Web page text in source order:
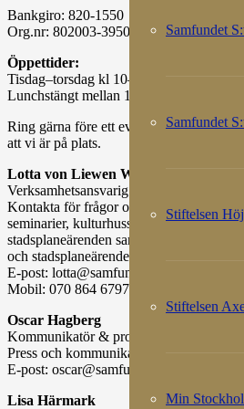
Samfundet
Samfundet
Stiftelsen
Stiftelsen
Min
Bankgiro: 820-1550
Org.nr: 802003-3950
Öppettider:
Tisdag–torsdag kl 10–15
Lunchstängt mellan 12–13
Ring gärna före ett eventuellt besök för
att vi är på plats.
Lotta von Liewen Wistrand
Verksamhetsansvarig
Kontakta för frågor om
seminarier, kulturhusskyltar, bygg- och
stadsplaneärenden samt press avseende
och stadsplaneärenden.
E-post: lotta@samfundetsterik.se
Mobil: 070 864 6797
Oscar Hagberg
Kommunikatör & projektsamordnare
Press och kommunikationsfrågor
E-post: oscar@samfundetsterik.se
Lisa Härmark